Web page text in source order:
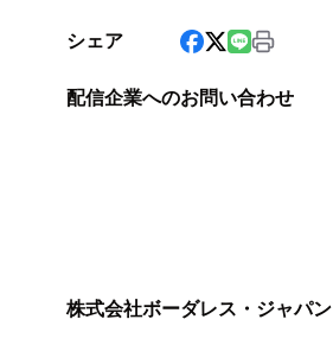
シェア
配信企業へのお問い合わせ
株式会社ボーダレス・ジャパン